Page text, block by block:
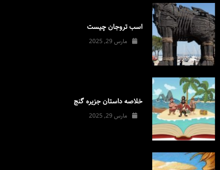
اسب تروجان چیست
مارس 29, 2025
خلاصه داستان جزیره گنج
مارس 29, 2025